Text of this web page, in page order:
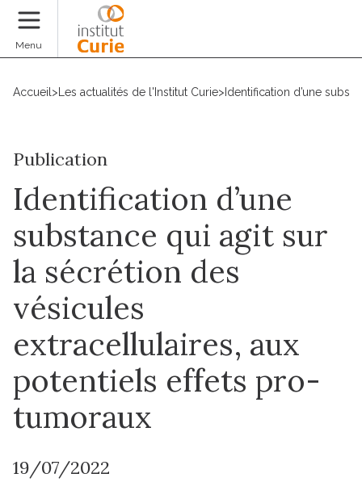
Menu
Accueil > Les actualités de l'Institut Curie> Identification d’une
Publication
Identification d’une
substance qui agit sur
la sécrétion des
vésicules
extracellulaires, aux
potentiels effets pro-
tumoraux
19/07/2022